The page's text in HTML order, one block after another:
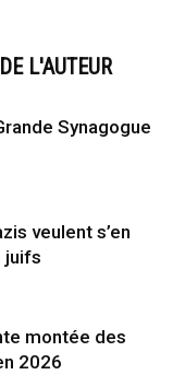
L'AUTEUR
Synagogue
veulent s’en
juifs
montée des
2026